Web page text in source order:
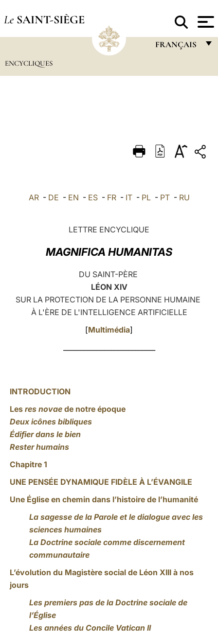
Le SAINT-SIÈGE
FRANÇAIS
DEUTSCH
العربيّة
ENCYCLIQUES
AR- DE - EN - ES- FR- IT- PL- PT- RU
LETTRE ENCYCLIQUE
MAGNIFICA HUMANITAS
DU SAINT-PÈRE
LÉON XIV
SUR LA PROTECTION DE LA PERSONNE HUMAINE
À L'ÈRE DE L'INTELLIGENCE ARTIFICIELLE
[Multimédia]
INTRODUCTION
Les res novae de notre époque
Deux icônes bibliques
Édifier dans le bien
Rester humains
Chapitre 1
UNE PENSÉE DYNAMIQUE FIDÈLE À L’ÉVANGILE
Une Église en chemin dans l’histoire de l’humanité
La sagesse de la Parole et le dialogue avec les
sciences humaines
La Doctrine sociale comme discernement
communautaire
L’évolution du Magistère social de Léon XIII à nos
jours
Les premiers pas de la Doctrine sociale de
l’Église
Les années du Concile Vatican II